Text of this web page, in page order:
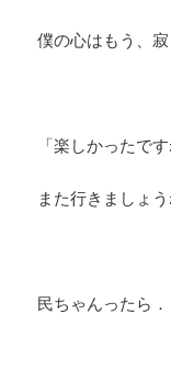
僕の心はもう、寂
「楽しかったです
また行きましょう
民ちゃんったら